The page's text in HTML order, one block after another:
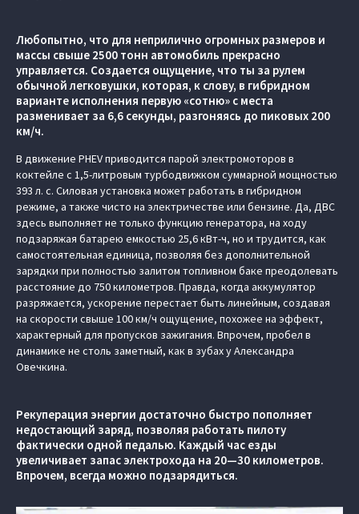
Любопытно, что для неприлично огромных размеров и
массы свыше 2500 тонн автомобиль прекрасно
управляется. Создается ощущение, что ты за рулем
обычной легковушки, которая, к слову, в гибридном
варианте исполнения первую «сотню» с места
разменивает за 6,6 секунды, разгоняясь до пиковых 200
км/ч.
В движение PHEV приводится парой электромоторов в
коктейле с 1,5-литровым турбодвижком суммарной мощностью
393 л. с. Силовая установка может работать в гибридном
режиме, а также чисто на электричестве или бензине. Да, ДВС
здесь выполняет не только функцию генератора, на ходу
подзаряжая батарею емкостью 25,6 кВт-ч, но и трудится, как
самостоятельная единица, позволяя без дополнительной
зарядки при полностью залитом топливном баке преодолевать
расстояние до 750 километров. Правда, когда аккумулятор
разряжается, ускорение перестает быть линейным, создавая
на скорости свыше 100 км/ч ощущение, похожее на эффект,
характерный для пропусков зажигания. Впрочем, пробел в
динамике не столь заметный, как в зубах у Александра
Овечкина.
Рекуперация энергии достаточно быстро пополняет
недостающий заряд, позволяя работать пилоту
фактически одной педалью. Каждый час езды
увеличивает запас электрохода на 20—30 километров.
Впрочем, всегда можно подзарядиться.